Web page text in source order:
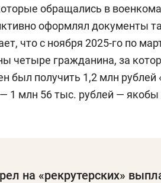
обращались в
оформлял документы
что с ноября 2025-го по
четыре гражданина, за
был получить 1,2 млн рублей
1 млн 56 тыс. рублей — якобы
на «рекрутерских»